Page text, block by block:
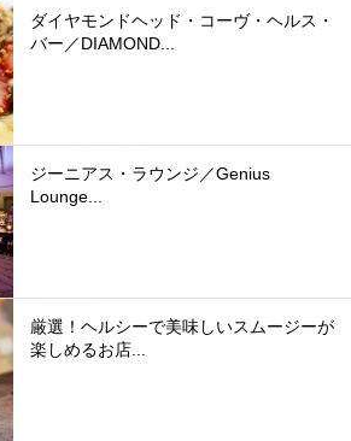
ダイヤモンドヘッド・コーヴ・ヘルス・
バー／DIAMOND...
ジーニアス・ラウンジ／Genius
Lounge...
厳選！ヘルシーで美味しいスムージーが
楽しめるお店...